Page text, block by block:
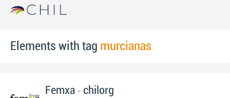
Elements with tag murcianas
Femxa - chilorg